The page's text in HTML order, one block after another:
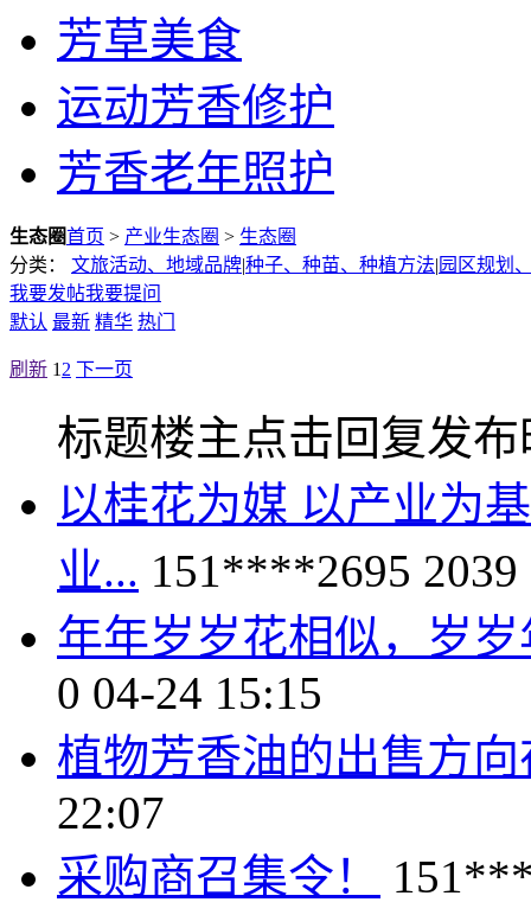
芳草美食
运动芳香修护
芳香老年照护
生态圈首页 > 产业生态圈 > 生态圈
分类：
文旅活动、地域品牌|种子、种苗、种植方法| 园区规划
我要发帖我要提问
默认 最新 精华 热门
刷新 1 2 下一页
标题楼主点击回复发
以桂花为媒 以产业为
业... 151****2695 2039
年年岁岁花相似，岁
0 04-24 15:15
植物芳香油的出售方向
22:07
采购商召集令！